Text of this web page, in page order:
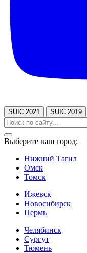
SUIC 2021 SUIC 2019
Выберите ваш город:
Нижний Тагил
Омск
Томск
Ижевск
Новосибирск
Пермь
Челябинск
Сургут
Тюмень